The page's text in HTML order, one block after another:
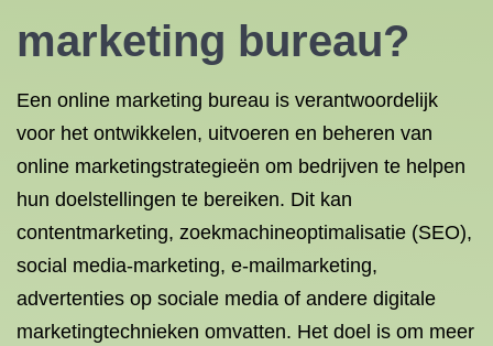
marketing bureau?
Een online marketing bureau is verantwoordelijk
voor het ontwikkelen, uitvoeren en beheren van
online marketingstrategieën om bedrijven te helpen
hun doelstellingen te bereiken. Dit kan
contentmarketing, zoekmachineoptimalisatie (SEO),
social media-marketing, e-mailmarketing,
advertenties op sociale media of andere digitale
marketingtechnieken omvatten. Het doel is om meer